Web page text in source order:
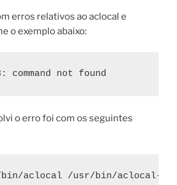
erros relativos ao aclocal e
o exemplo abaixo:
command not found
o erro foi com os seguintes
aclocal /usr/bin/aclocal-